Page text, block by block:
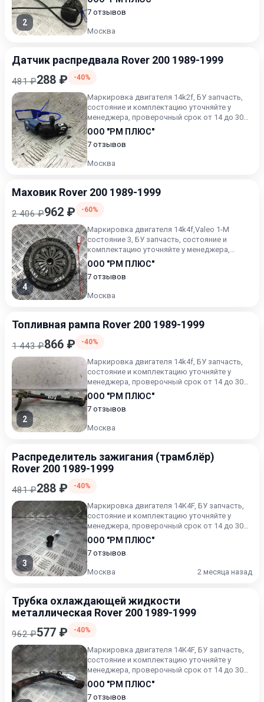
2
7 отзывов
Москва
Датчик распредвала Rover 200 1989-1999
481 ₽288 ₽ -40%
Маркировка двигателя 14k2f, БУ запчасть,
состояние и комплектацию уточняйте у
менеджера, проверочный срок от 14 до 30
дней.
ООО "РМ ПЛЮС"
7 отзывов
Москва
Маховик Rover 200 1989-1999
2 406 ₽962 ₽ -60%
4
Маркировка двигателя 14k4f,Valeo 1-M
состояние 3, БУ запчасть, состояние и
комплектацию уточняйте у менеджера,
проверочный срок от 14 до 30...
ООО "РМ ПЛЮС"
7 отзывов
Москва
Топливная рампа Rover 200 1989-1999
1 443 ₽866 ₽ -40%
2
Маркировка двигателя 14k4f, БУ запчасть,
состояние и комплектацию уточняйте у
менеджера, проверочный срок от 14 до 30
дней.
ООО "РМ ПЛЮС"
7 отзывов
Москва
Распределитель зажигания (трамблёр)
Rover 200 1989-1999
481 ₽288 ₽ -40%
3
Маркировка двигателя 14K4F, БУ запчасть,
состояние и комплектацию уточняйте у
менеджера, проверочный срок от 14 до 30
дней.
ООО "РМ ПЛЮС"
7 отзывов
Москва 2 месяца назад
Трубка охлаждающей жидкости
металлическая Rover 200 1989-1999
962 ₽577 ₽ -40%
Маркировка двигателя 14K4F, БУ запчасть,
состояние и комплектацию уточняйте у
менеджера, проверочный срок от 14 до 30
дней.
ООО "РМ ПЛЮС"
7 отзывов